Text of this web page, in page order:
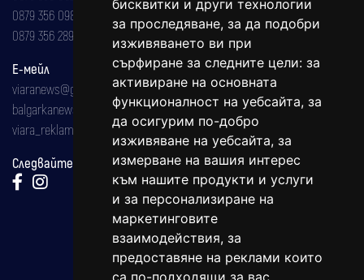
бисквитки и други технологии
за проследяване, за да подобри
изживяването ви при
сърфиране за следните цели: за
активиране на основната
функционалност на уебсайта, за
да осигурим по-добро
изживяване на уебсайта, за
измерване на вашия интерес
към нашите продукти и услуги
и за персонализиране на
маркетинговите
взаимодействия, за
предоставяне на реклами които
са по-подходящи за вас
0879 356 098
0879 356 289
Е-мейл
viaranews@gmail.com
balgarkanews@gmail.com
viara_reklama@mail.bg
Следвайте ни: